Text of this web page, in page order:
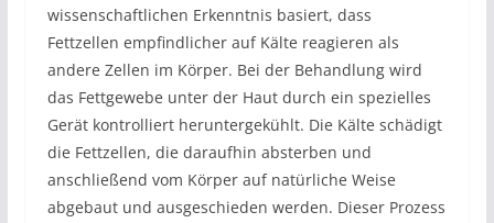
wissenschaftlichen Erkenntnis basiert, dass
Fettzellen empfindlicher auf Kälte reagieren als
andere Zellen im Körper. Bei der Behandlung wird
das Fettgewebe unter der Haut durch ein spezielles
Gerät kontrolliert heruntergekühlt. Die Kälte schädigt
die Fettzellen, die daraufhin absterben und
anschließend vom Körper auf natürliche Weise
abgebaut und ausgeschieden werden. Dieser Prozess